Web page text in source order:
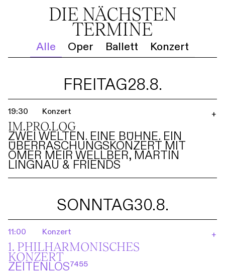
DIE NÄCHSTEN
TERMINE
Alle Oper Ballett Konzert
FREITAG28.8.
19:30 Konzert
IM.PRO.LOG
ZWEI WELTEN. EINE BÜHNE. EIN
ÜBERRASCHUNGSKONZERT MIT
OMER MEIR WELLBER, MARTIN
LINGNAU & FRIENDS
+
SONNTAG30.8.
11:00 Konzert
1. PHILHARMO­NISCHES
KONZERT
ZEITENLOS⁷⁴⁵⁵
+